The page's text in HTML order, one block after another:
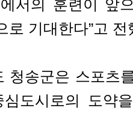
서의 훈련이 앞
로 기대한다”고 전
청송군은 스포츠
도시로의 도약